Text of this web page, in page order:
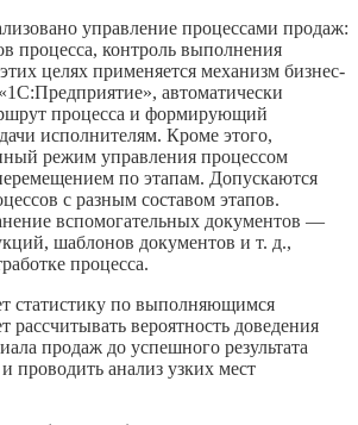
управление процессами продаж:
процесса, контроль выполнения
целях применяется механизм бизнес-
автоматически
процесса и формирующий
исполнителям. Кроме этого,
режим управления процессом
по этапам. Допускаются
с разным составом этапов.
вспомогательных документов —
шаблонов документов и т. д.,
процесса.
статистику по выполняющимся
рассчитывать вероятность доведения
продаж до успешного результата
проводить анализ узких мест